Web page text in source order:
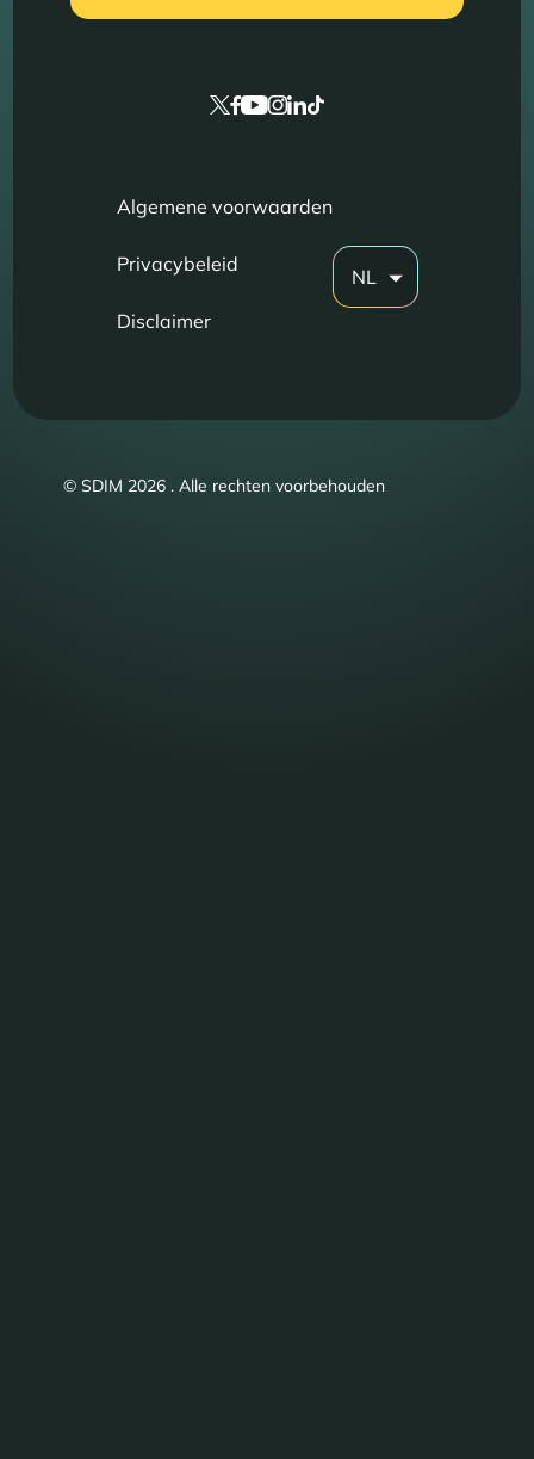
Algemene voorwaarden
Privacybeleid
Disclaimer
NL
© SDIM 2026 . Alle rechten voorbehouden